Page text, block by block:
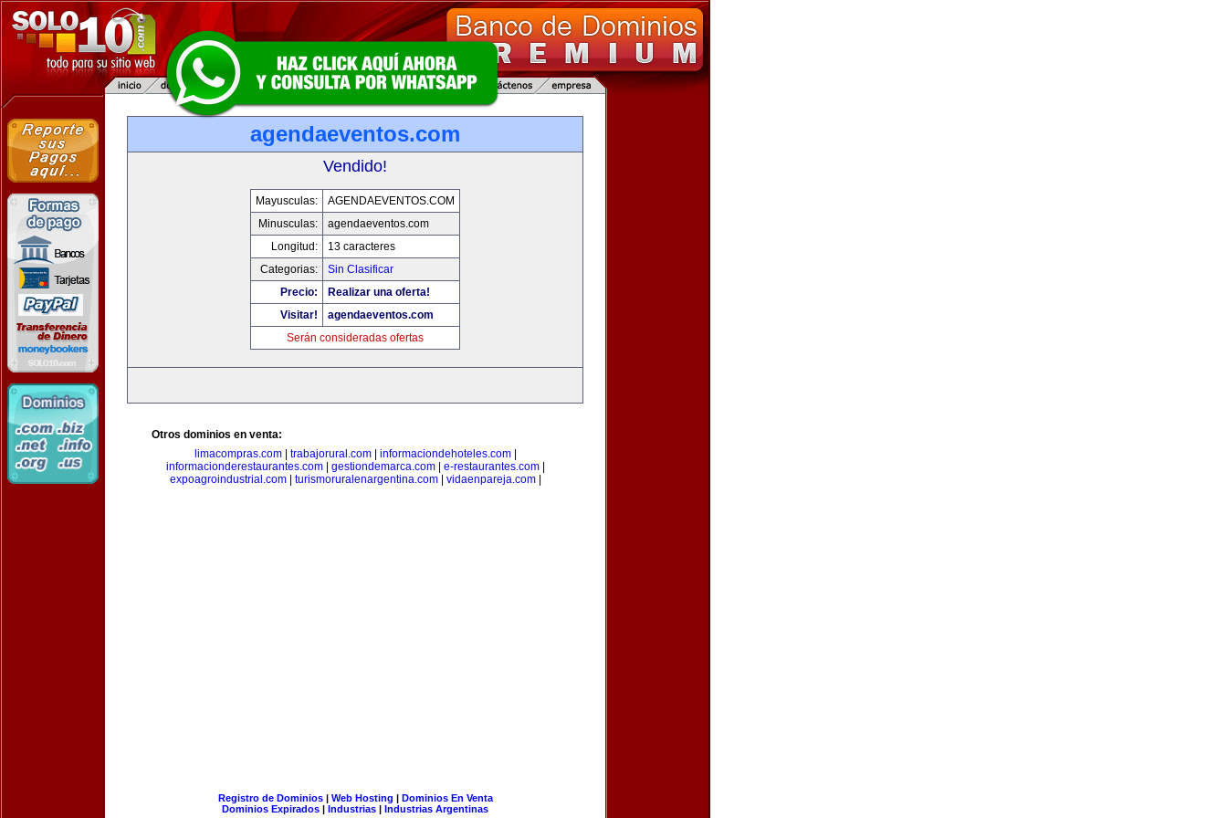
agendaeventos.com
Vendido!
Mayusculas:
AGENDAEVENTOS.COM
Minusculas:
agendaeventos.com
Longitud:
13 caracteres
Categorias:
Sin Clasificar
Precio:
Realizar una oferta!
Visitar!
agendaeventos.com
Serán consideradas ofertas
Otros dominios en venta:
limacompras.com| trabajorural.com| informaciondehoteles.com|
informacionderestaurantes.com| gestiondemarca.com| e-restaurantes.com|
expoagroindustrial.com| turismoruralenargentina.com| vidaenpareja.com|
Registro de Dominios| Web Hosting | Dominios En Venta
Dominios Expirados | Industrias | Industrias Argentinas